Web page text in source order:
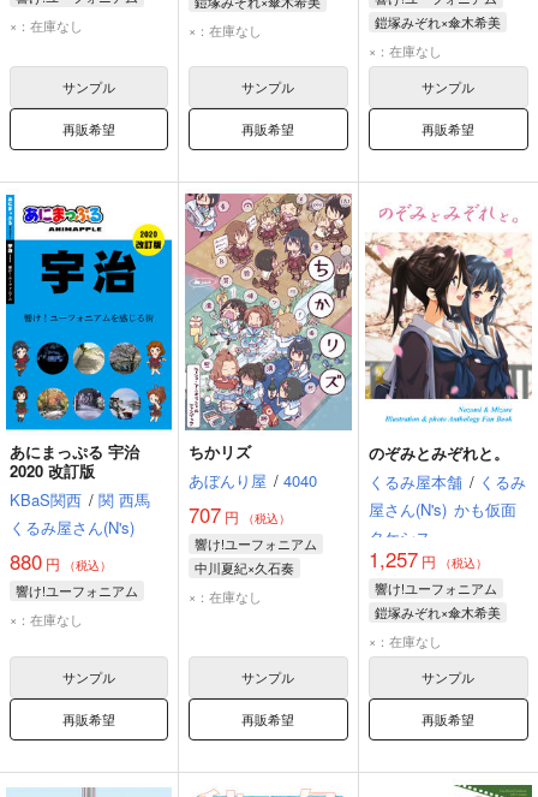
×：在庫なし
サンプル
再販希望
傘木希美
×：在庫なし
サンプル
再販希望
鎧塚みぞれ×傘木希美
傘木希美
×：在庫なし
サンプル
再販希望
あにまっぷる 宇治
2020 改訂版
KBaS関西 / 関 西馬
くるみ屋さん(N's)
880 円 （税込）
響け!ユーフォニアム
×：在庫なし
サンプル
再販希望
ちかリズ
あぼんり屋 / 4040
707 円 （税込）
響け!ユーフォニアム
中川夏紀×久石奏
久石奏
中川夏紀
×：在庫なし
サンプル
再販希望
のぞみとみぞれと。
くるみ屋本舗 / くるみ
屋さん(N's) かも仮面
タケシス
1,257円 （税込）
響け!ユーフォニアム
鎧塚みぞれ×傘木希美
傘木希美
×：在庫なし
サンプル
再販希望